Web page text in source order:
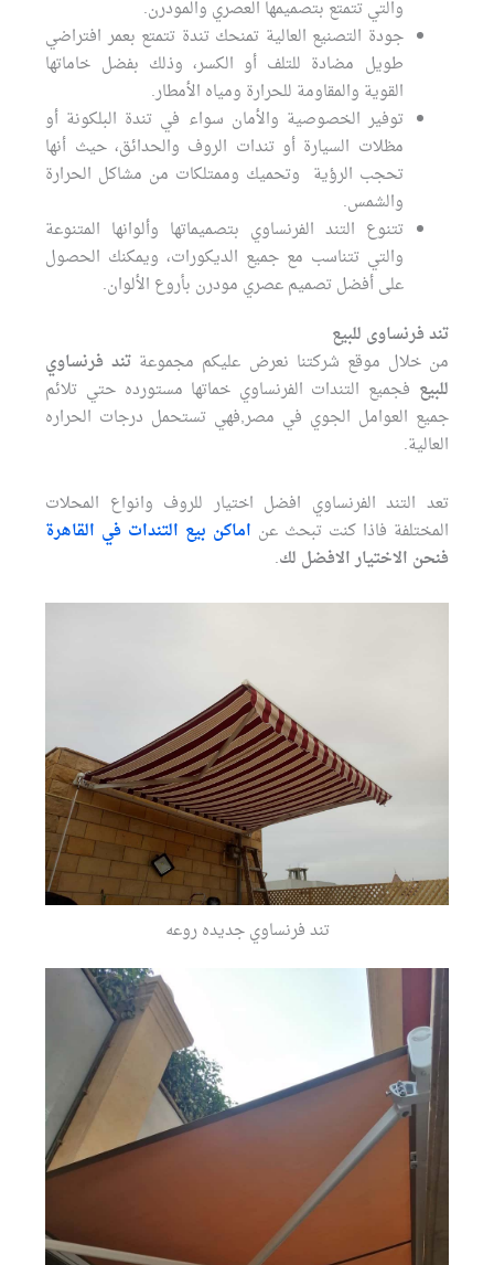
والتي تتمتع بتصميمها العصري والمودرن.
جودة التصنيع العالية تمنحك تندة تتمتع بعمر افتراضي
طويل مضادة للتلف أو الكسر، وذلك بفضل خاماتها
القوية والمقاومة للحرارة ومياه الأمطار.
توفير الخصوصية والأمان سواء في تندة البلكونة أو
مظلات السيارة أو تندات الروف والحدائق، حيث أنها
تحجب الرؤية وتحميك وممتلكات من مشاكل الحرارة
والشمس.
تتنوع التند الفرنساوي بتصميماتها وألوانها المتنوعة
والتي تتناسب مع جميع الديكورات، ويمكنك الحصول
على أفضل تصميم عصري مودرن بأروع الألوان.
تند فرنساوى للبيع
من خلال موقع شركتنا نعرض عليكم مجموعة تند فرنساوي
للبيع فجميع التندات الفرنساوي خماتها مستورده حتي تلائم
جميع العوامل الجوي في مصر,فهي تستحمل درجات الحراره
العالية.
تعد التند الفرنساوي افضل اختيار للروف وانواع المحلات
المختلفة فاذا كنت تبحث عن اماكن بيع التندات في القاهرة
فنحن الاختيار الافضل لك.
تند فرنساوي جديده روعه